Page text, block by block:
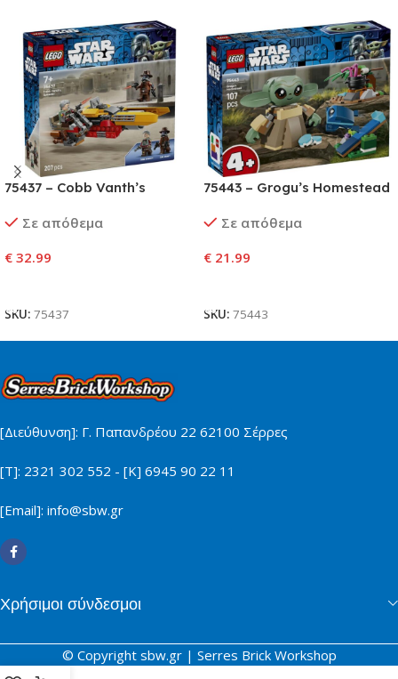
75437 – Cobb Vanth’s
Σε απόθεμα
€ 32.99
SKU: 75437
75443 – Grogu’s Homestead
Σε απόθεμα
€ 21.99
SKU: 75443
[Διεύθυνση]: Γ. Παπανδρέου 22 62100 Σέρρες
[Τ]: 2321 302 552 - [Κ] 6945 90 22 11
[Email]: info@sbw.gr
Χρήσιμοι σύνδεσμοι
© Copyright sbw.gr | Serres Brick Workshop